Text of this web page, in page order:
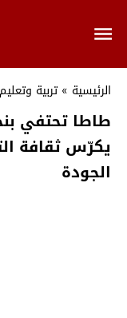
الرئيسية » تربية وتعليم
طاطا تحتفي
يكرّس ثقافة
الجودة